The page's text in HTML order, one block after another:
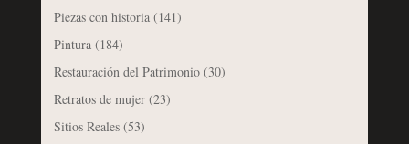
Piezas con historia(141)
Pintura(184)
Restauración del Patrimonio(30)
Retratos de mujer(23)
Sitios Reales(53)